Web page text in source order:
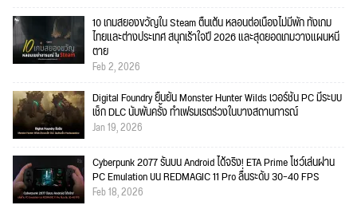
10 เกมสยองขวัญใน Steam ตื่นเต้น หลอนต่อเนื่องไม่มีพัก ทั้งเกม
ไทยและต่างประเทศ สนุกเร้าใจปี 2026 และสุดยอดเกมวางแผนหนี
ตาย
Feb 2, 2026
Digital Foundry ยืนยัน Monster Hunter Wilds เวอร์ชัน PC มีระบบ
เช็ก DLC นับพันครั้ง ทำเฟรมเรตร่วงในบางสถานการณ์
Jan 19, 2026
Cyberpunk 2077 รันบน Android ได้จริง! ETA Prime โชว์เล่นผ่าน
PC Emulation บน REDMAGIC 11 Pro ลื่นระดับ 30–40 FPS
Feb 18, 2026